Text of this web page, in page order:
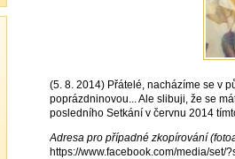
(5. 8. 2014) Přátelé, nacházíme se v
poprázdninovou... Ale slibuji, že se
posledního Setkání v červnu 2014
Adresa pro případné zkopírování
https://www.facebook.com/media/